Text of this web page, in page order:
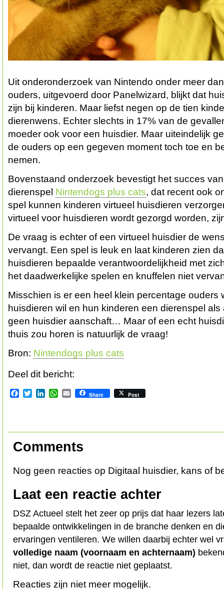
Uit onderonderzoek van Nintendo onder meer
ouders, uitgevoerd door Panelwizard, blijkt dat
zijn bij kinderen. Maar liefst negen op de tien
dierenwens. Echter slechts in 17% van de
moeder ook voor een huisdier. Maar uiteindelijk
de ouders op een gegeven moment toch toe en
nemen.
Bovenstaand onderzoek bevestigt het succes
dierenspel Nintendogs plus cats, dat recent ook
spel kunnen kinderen virtueel huisdieren
virtueel voor huisdieren wordt gezorgd worden,
De vraag is echter of een virtueel huisdier de
vervangt. Een spel is leuk en laat kinderen zien
huisdieren bepaalde verantwoordelijkheid met
het daadwerkelijke spelen en knuffelen niet
Misschien is er een heel klein percentage ouders
huisdieren wil en hun kinderen een dierenspel
geen huisdier aanschaft… Maar of een echt
thuis zou horen is natuurlijk de vraag!
Bron: Nintendogs plus cats
Deel dit bericht:
Facebook
TwitterLinkedInWhatsApp
EmailShare Post
Comments
Nog geen reacties op Digitaal huisdier, kans of
Laat een reactie achter
DSZ Actueel stelt het zeer op prijs dat haar lezers
bepaalde ontwikkelingen in de branche denken en
ervaringen ventileren. We willen daarbij echter wel
volledige naam (voornaam en achternaam)
niet, dan wordt de reactie niet geplaatst.
Reacties zijn niet meer mogelijk.